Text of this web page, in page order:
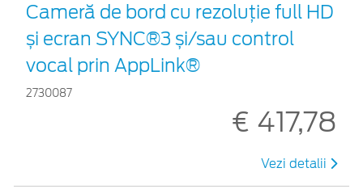
Cameră de bord cu rezoluție full HD
și ecran SYNC®3 și/sau control
vocal prin AppLink®
2730087
€ 417,78
Vezi detalii